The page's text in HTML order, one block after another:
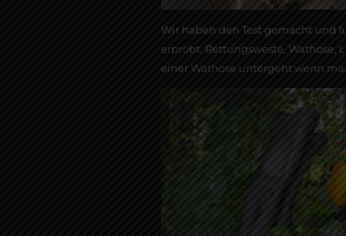
Wir haben den Test gemacht und
erprobt. Rettungsweste,
einer Wathose untergeht wenn